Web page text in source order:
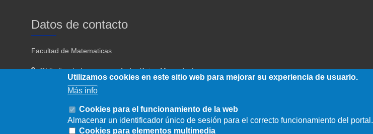
Datos de contacto
Facultad de Matematicas
C/ Tarfia s/n (acceso por Avda. Reina Mercedes)
Sevilla - 41012
fmatematicas@us.es
Utilizamos cookies en este sitio web para mejorar su experiencia de usuario.
Más info
Cookies para el funcionamiento de la web
Almacenar un identificador único de sesión para el correcto funcionamiento del portal.
Cookies para elementos multimedia